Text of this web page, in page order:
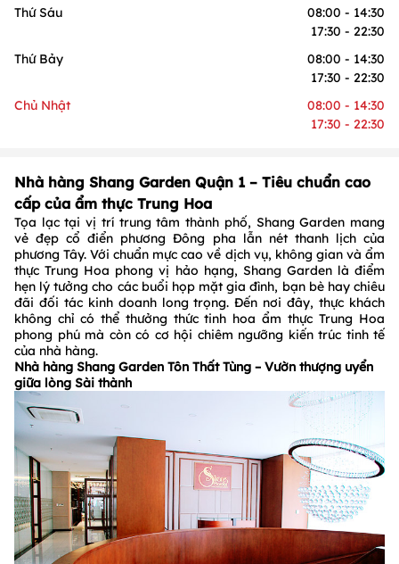
Thứ Sáu
08:00 - 14:30
17:30 - 22:30
Thứ Bảy
08:00 - 14:30
17:30 - 22:30
Chủ Nhật
08:00 - 14:30
17:30 - 22:30
Nhà hàng Shang Garden Quận 1 – Tiêu chuẩn cao
cấp của ẩm thực Trung Hoa
Tọa lạc tại vị trí trung tâm thành phố, Shang Garden mang
vẻ đẹp cổ điển phương Đông pha lẫn nét thanh lịch của
phương Tây. Với chuẩn mực cao về dịch vụ, không gian và ẩm
thực Trung Hoa phong vị hảo hạng, Shang Garden là điểm
hẹn lý tưởng cho các buổi họp mặt gia đình, bạn bè hay chiêu
đãi đối tác kinh doanh long trọng. Đến nơi đây, thực khách
không chỉ có thể thưởng thức tinh hoa ẩm thực Trung Hoa
phong phú mà còn có cơ hội chiêm ngưỡng kiến trúc tinh tế
của nhà hàng.
Nhà hàng Shang Garden Tôn Thất Tùng – Vườn thượng uyển
giữa lòng Sài thành